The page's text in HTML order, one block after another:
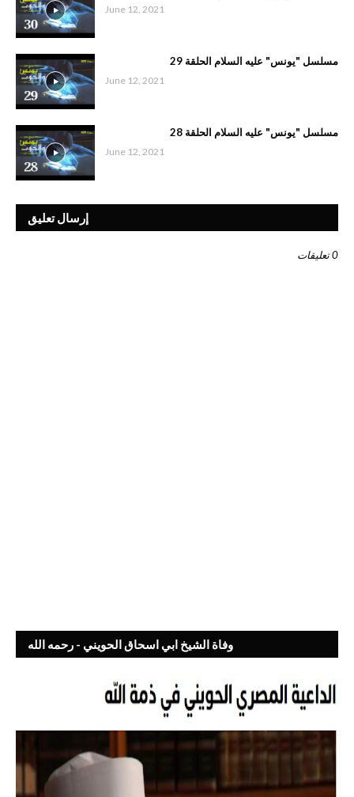
June 12, 2021
مسلسل "يونس" عليه السلام الحلقة 29
June 12, 2021
مسلسل "يونس" عليه السلام الحلقة 28
June 12, 2021
إرسال تعليق
0 تعليقات
وفاة الشيخ ابي اسحاق الحويني - رحمه الله